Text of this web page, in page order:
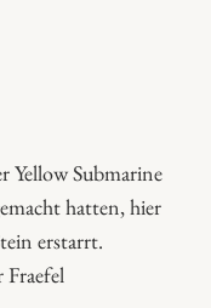
Yellow Submarine
hatten, hier
erstarrt.